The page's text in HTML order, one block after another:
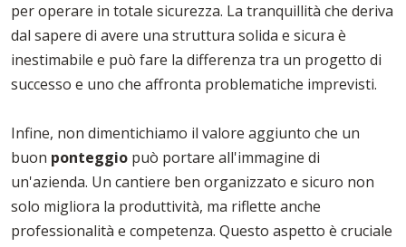
per operare in totale sicurezza. La tranquillità che deriva
dal sapere di avere una struttura solida e sicura è
inestimabile e può fare la differenza tra un progetto di
successo e uno che affronta problematiche imprevisti.
Infine, non dimentichiamo il valore aggiunto che un
buon ponteggio può portare all'immagine di
un'azienda. Un cantiere ben organizzato e sicuro non
solo migliora la produttività, ma riflette anche
professionalità e competenza. Questo aspetto è cruciale